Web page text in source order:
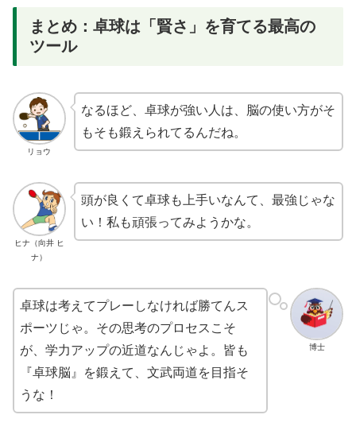
まとめ：卓球は「賢さ」を育てる最高の
ツール
リョウ
なるほど、卓球が強い人は、脳の使い方がそ
もそも鍛えられてるんだね。
ヒナ（向井 ヒ
ナ）
頭が良くて卓球も上手いなんて、最強じゃな
い！私も頑張ってみようかな。
博士
卓球は考えてプレーしなければ勝てんス
ポーツじゃ。その思考のプロセスこそ
が、学力アップの近道なんじゃよ。皆も
『卓球脳』を鍛えて、文武両道を目指そ
うな！